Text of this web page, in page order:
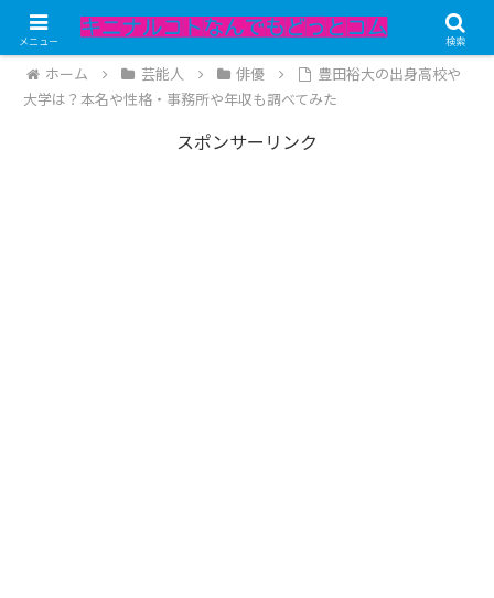
記事内にPRが含まれています。
ホーム 芸能人 俳優
豊田裕大の出身高校や
大学は？本名や性格・事務所や年収も調べてみた
スポンサーリンク
メニュー 検索